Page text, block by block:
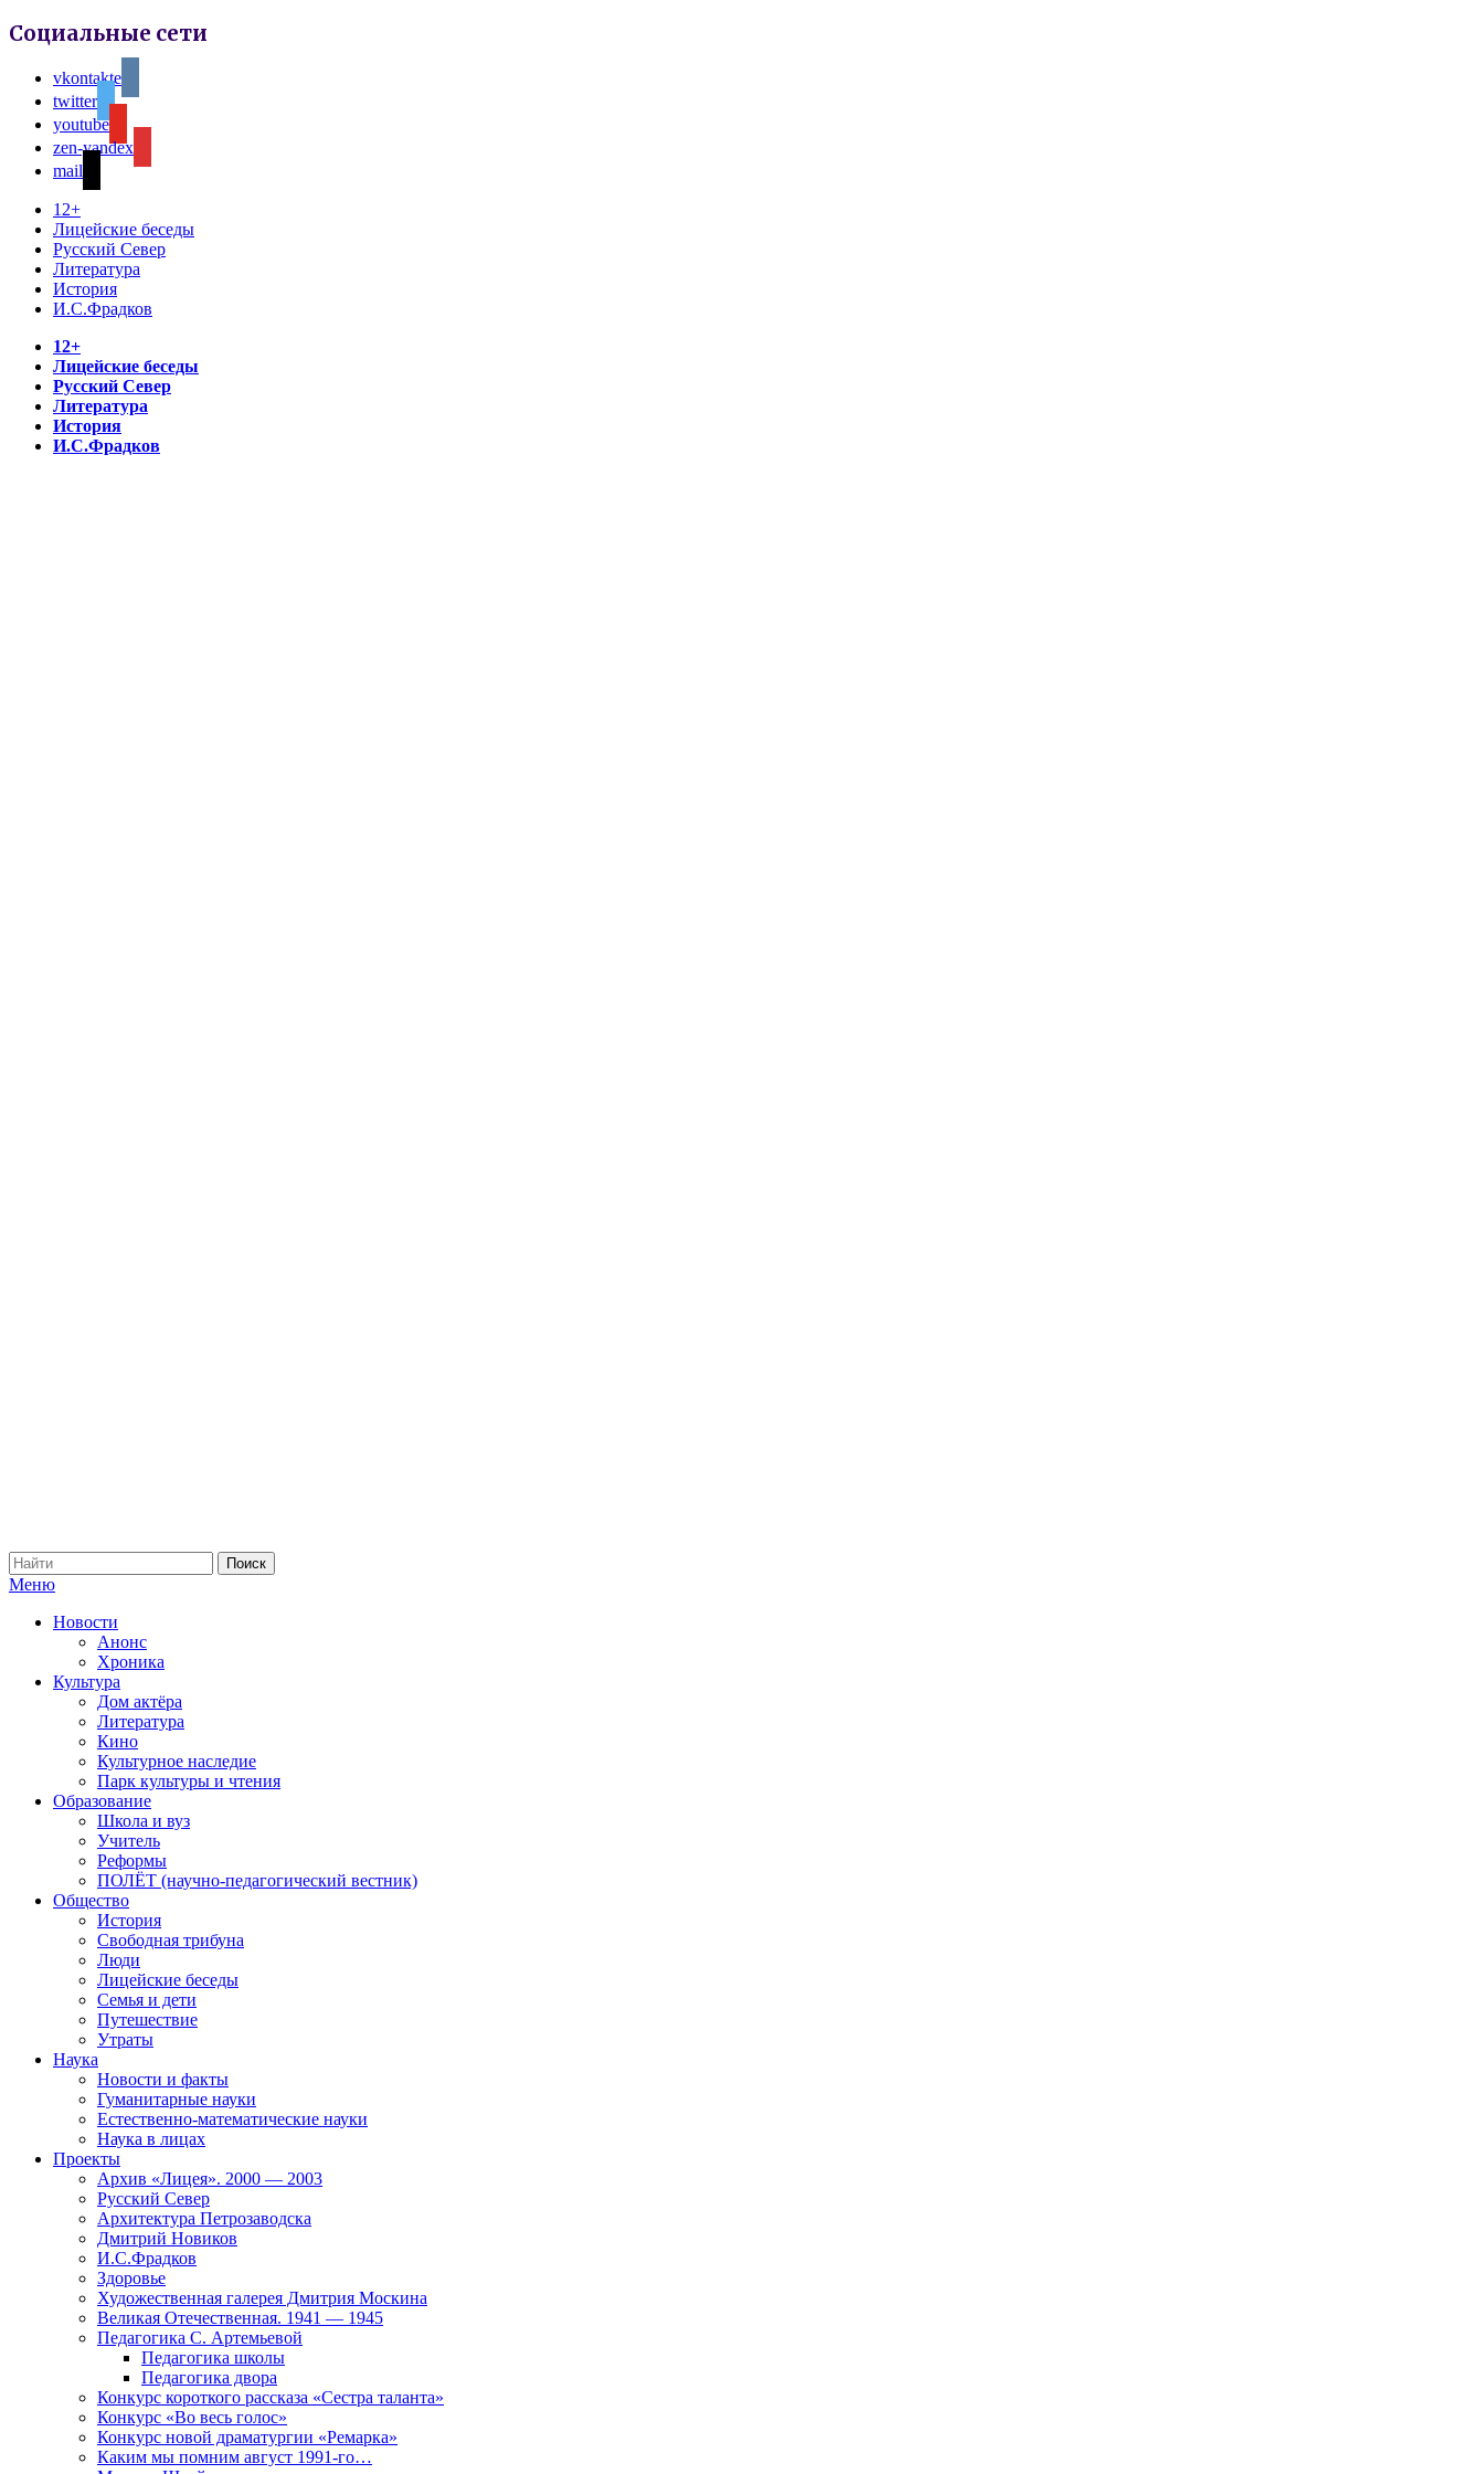
Социальные сети
vkontakte
twitter
youtube
zen-yandex
mail
12+
Лицейские беседы
Русский Север
Литература
История
И.С.Фрадков
12+
Лицейские беседы
Русский Север
Литература
История
И.С.Фрадков
Меню
Новости
Анонс
Хроника
Культура
Дом актёра
Литература
Кино
Культурное наследие
Парк культуры и чтения
Образование
Школа и вуз
Учитель
Реформы
ПОЛЁТ (научно-педагогический вестник)
Общество
История
Свободная трибуна
Люди
Лицейские беседы
Семья и дети
Путешествие
Утраты
Наука
Новости и факты
Гуманитарные науки
Естественно-математические науки
Наука в лицах
Проекты
Архив «Лицея». 2000 — 2003
Русский Север
Архитектура Петрозаводска
Дмитрий Новиков
И.С.Фрадков
Здоровье
Художественная галерея Дмитрия Москина
Великая Отечественная. 1941 — 1945
Педагогика С. Артемьевой
Педагогика школы
Педагогика двора
Конкурс короткого рассказа «Сестра таланта»
Конкурс «Во весь голос»
Конкурс новой драматургии «Ремарка»
Каким мы помним август 1991-го…